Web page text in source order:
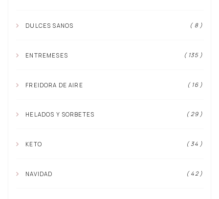
DULCES SANOS ( 8 )
ENTREMESES ( 135 )
FREIDORA DE AIRE ( 16 )
HELADOS Y SORBETES ( 29 )
KETO ( 34 )
NAVIDAD ( 42 )